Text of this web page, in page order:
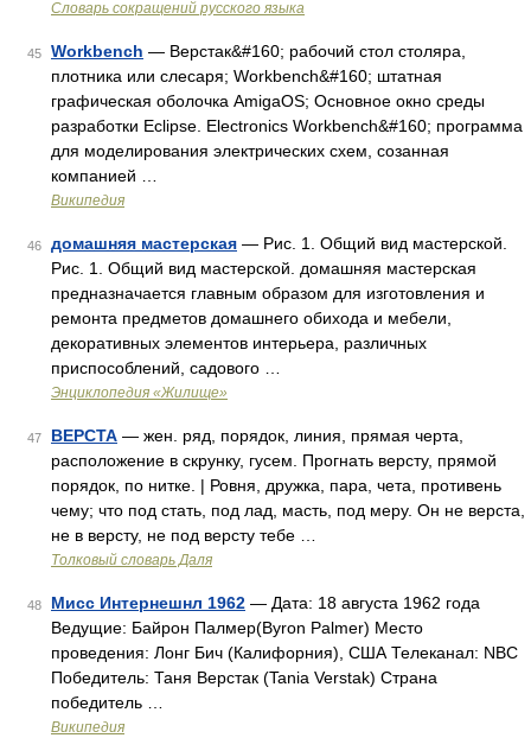
Словарь сокращений русского языка
45 Workbench — Верстак&#160; рабочий стол столяра,
плотника или слесаря; Workbench&#160; штатная
графическая оболочка AmigaOS; Основное окно среды
разработки Eclipse. Electronics Workbench&#160; программа
для моделирования электрических схем, созанная
компанией …
Википедия
46 домашняя мастерская — Рис. 1. Общий вид мастерской.
Рис. 1. Общий вид мастерской. домашняя мастерская
предназначается главным образом для изготовления и
ремонта предметов домашнего обихода и мебели,
декоративных элементов интерьера, различных
приспособлений, садового …
Энциклопедия «Жилище»
47 ВЕРСТА — жен. ряд, порядок, линия, прямая черта,
расположение в скрунку, гусем. Прогнать версту, прямой
порядок, по нитке. | Ровня, дружка, пара, чета, противень
чему; что под стать, под лад, масть, под меру. Он не верста,
не в версту, не под версту тебе …
Толковый словарь Даля
48 Мисс Интернешнл 1962 — Дата: 18 августа 1962 года
Ведущие: Байрон Палмер(Byron Palmer) Место
проведения: Лонг Бич (Калифорния), США Телеканал: NBC
Победитель: Таня Верстак (Tania Verstak) Страна
победитель …
Википедия